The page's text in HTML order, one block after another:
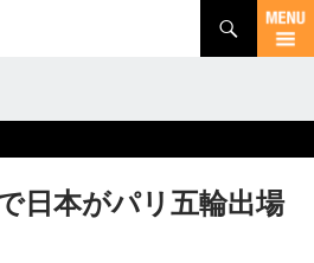
日本がパリ五輪出場